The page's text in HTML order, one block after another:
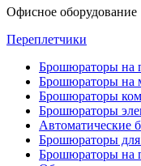
Офисное оборудование
Переплетчики
Брошюраторы на
Брошюраторы на
Брошюраторы
Брошюраторы
Автоматические
Брошюраторы для
Брошюраторы на